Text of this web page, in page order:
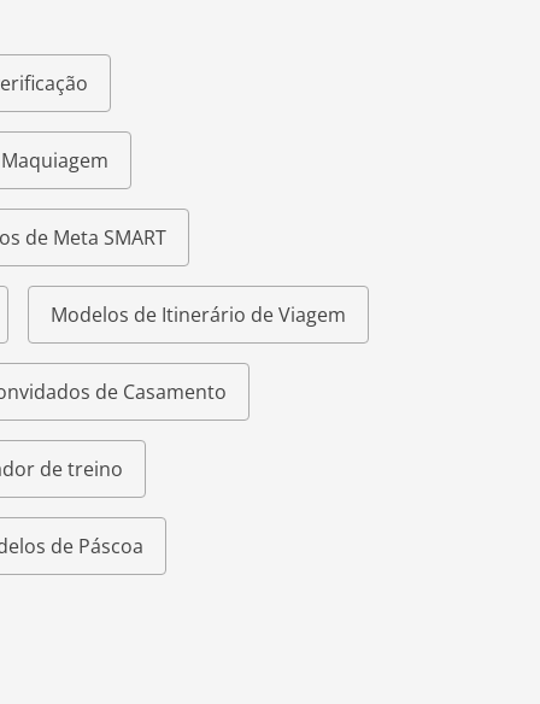
de Meta SMART
Modelos de Itinerário de Viagem
de Casamento
de treino
de Páscoa